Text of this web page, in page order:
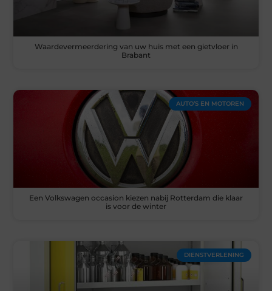
Waardevermeerdering van uw huis met een gietvloer in
Brabant
AUTO’S EN MOTOREN
Een Volkswagen occasion kiezen nabij Rotterdam die klaar
is voor de winter
DIENSTVERLENING